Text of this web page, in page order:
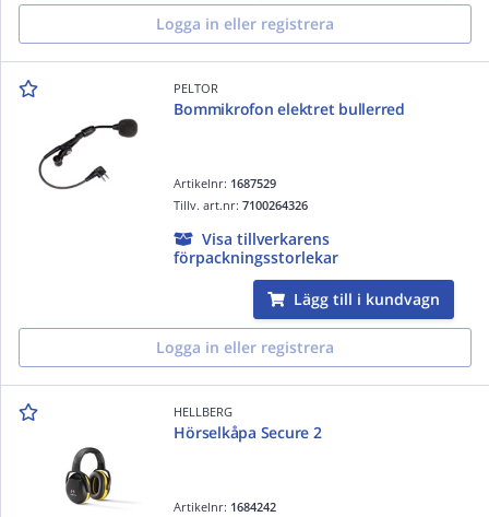
Logga in eller registrera
PELTOR
Bommikrofon elektret bullerred
Artikelnr: 1687529
Tillv. art.nr:7100264326
Visa tillverkarens
förpackningsstorlekar
Lägg till i kundvagn
Logga in eller registrera
HELLBERG
Hörselkåpa Secure 2
Artikelnr: 1684242